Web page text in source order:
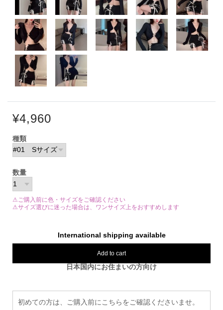
¥4,960
種類
数量
⚠ご購入前に色・サイズをご確認ください
⚠サイズ選びに迷った場合は、ワンサイズ上をおすすめします
International shipping available
Add to cart
日本国内にお住まいの方向け
初めての方は、ご購入前にこちらをご確認くださいませ。